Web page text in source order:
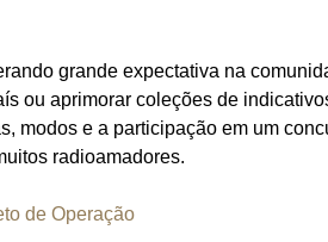
grande expectativa na
ou aprimorar coleções de
modos e a participação em um
radioamadores.
de Operação